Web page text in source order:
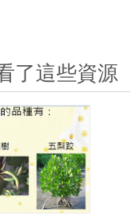
了這些資源